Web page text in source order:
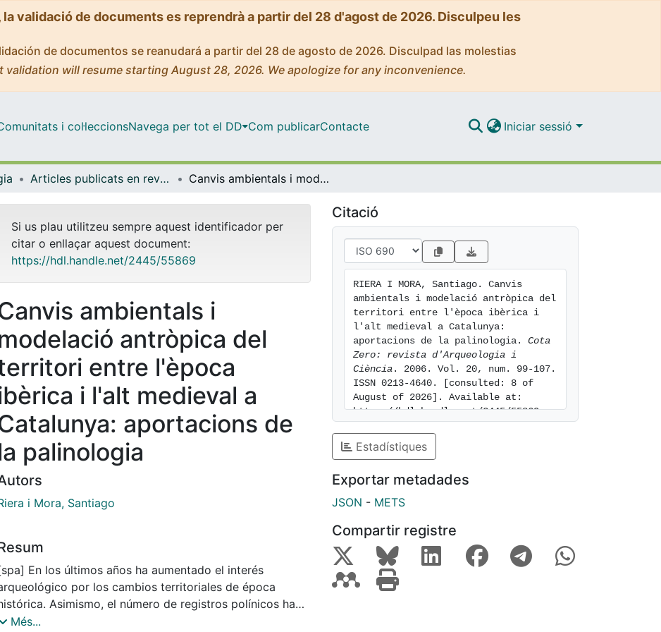
validació de documents es reprendrà a partir del 28 d'agost de 2026. Disculpeu les
de documentos se reanudará a partir del 28 de agosto de 2026. Disculpad las molestias
will resume starting August 28, 2026. We apologize for any inconvenience.
i col·leccionsNavega per tot el DD Com publicarContacte Iniciar sessió
Articles publicats en revistes (Història i Arqueologia) Canvis ambientals i modelació antròpica del territori entre l'època ibèrica i l'alt medieval a Catalunya: aportacions de la palinologia
Si us plau utilitzeu sempre aquest identificador per
citar o enllaçar aquest document:
https://hdl.handle.net/2445/55869
ambientals i
antròpica del
entre l'època
i l'alt medieval a
aportacions de
palinologia
i Mora, Santiago
En los últimos años ha aumentado el interés
por los cambios territoriales de época
Asimismo, el número de registros polínicos ha
sensiblemente. A pesar de que la falta de
Més...
Citació
RIERA I MORA, Santiago. Canvis
ambientals i modelació antròpica del
territori entre l'època ibèrica i
l'alt medieval a Catalunya:
aportacions de la palinologia. Cota
Zero: revista d'Arqueologia i
Ciència . 2006. Vol. 20, num. 99-107.
ISSN 0213-4640. [consulted: 8 of
August of 2026]. Available at:
https://hdl.handle.net/2445/55869
Estadístiques
Exportar metadades
JSON - METS
Compartir registre